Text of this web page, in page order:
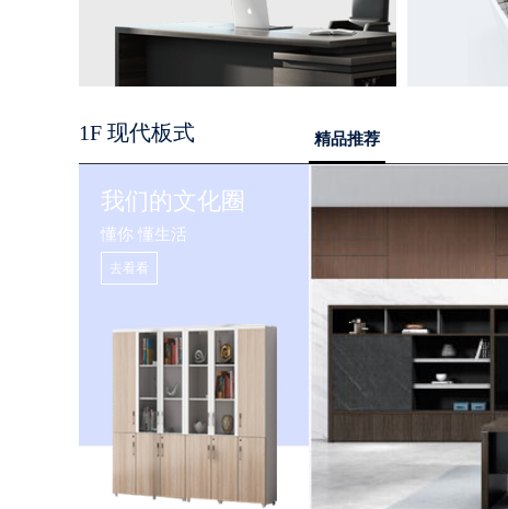
1F 现代板式 精品推荐
我们的文化圈
懂你 懂生活
去看看